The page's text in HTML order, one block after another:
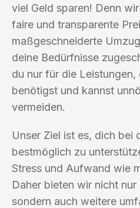
viel Geld sparen! Denn
faire und transparente
maßgeschneiderte
deine Bedürfnisse
du nur für die
benötigst und kannst
vermeiden.
Unser Ziel ist es, dich bei
bestmöglich zu
Stress und Aufwand wie
Daher bieten wir nicht
sondern auch weitere